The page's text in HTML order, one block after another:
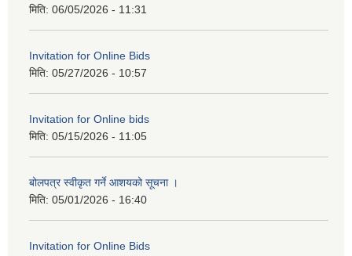
मिति: 06/05/2026 - 11:31
Invitation for Online Bids
मिति: 05/27/2026 - 10:57
Invitation for Online bids
मिति: 05/15/2026 - 11:05
बोलपत्र स्वीकृत गर्ने आशयको सूचना ।
मिति: 05/01/2026 - 16:40
Invitation for Online Bids